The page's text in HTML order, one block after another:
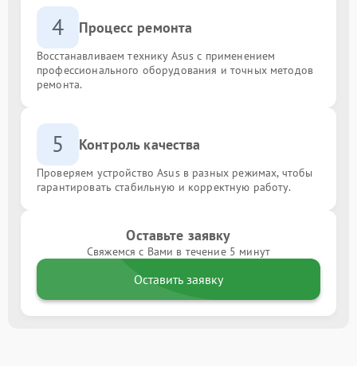
4 Процесс ремонта
Восстанавливаем технику Asus с применением
профессионального оборудования и точных методов
ремонта.
5 Контроль качества
Проверяем устройство Asus в разных режимах, чтобы
гарантировать стабильную и корректную работу.
Оставьте заявку
Свяжемся с Вами в течение 5 минут
Оставить заявку